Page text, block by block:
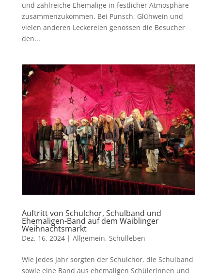
und zahlreiche Ehemalige in festlicher Atmosphäre
zusammenzukommen. Bei Punsch, Glühwein und
vielen anderen Leckereien genossen die Besucher
den...
Auftritt von Schulchor, Schulband und
Ehemaligen-Band auf dem Waiblinger
Weihnachtsmarkt
Dez. 16, 2024| Allgemein, Schulleben
Wie jedes Jahr sorgten der Schulchor, die Schulband
sowie eine Band aus ehemaligen Schülerinnen und